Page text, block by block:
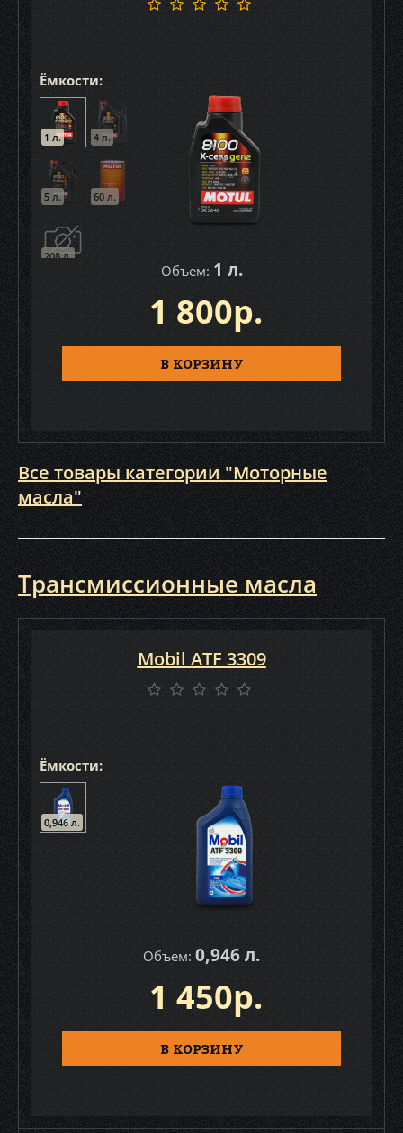
Ёмкости:
1 л. 4 л.
5 л. 60 л.
208 л.
Объем: 1 л.
1 800р.
В КОРЗИНУ
Все товары категории "Моторные
масла"
Трансмиссионные масла
Ёмкости:
0,946 л.
Объем: 0,946 л.
Mobil ATF 3309
1 450р.
В КОРЗИНУ